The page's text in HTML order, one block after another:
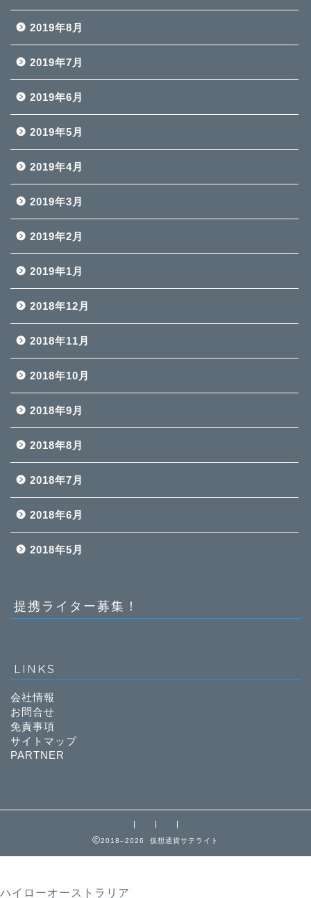
2019年8月
2019年7月
2019年6月
2019年5月
2019年4月
2019年3月
2019年2月
2019年1月
2018年12月
2018年11月
2018年10月
2018年9月
2018年8月
2018年7月
2018年6月
2018年5月
提携ライター募集！
LINKS
会社情報
お問合せ
免責事項
サイトマップ
PARTNER
2018–2026 仮想通貨サテライト
ハイローオーストラリア